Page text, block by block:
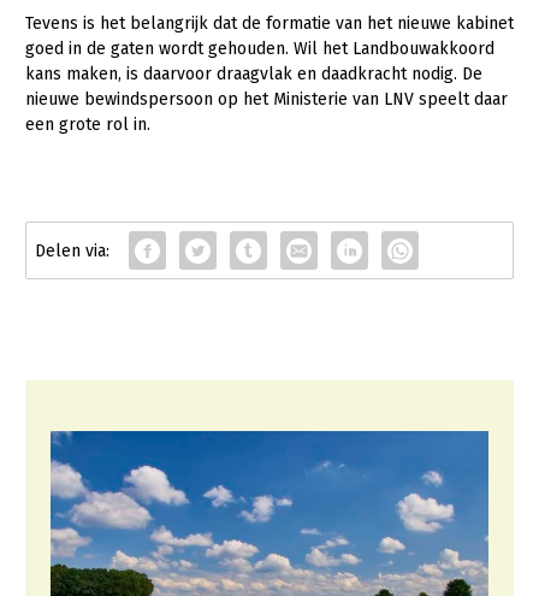
Bestuur en Directie
Medewerkers
Vakgroepbestuurders
Jaarverslag 2023
Vacatures
Pers
Tevens is het belangrijk dat de formatie van het nieuwe kabinet
goed in de gaten wordt gehouden. Wil het Landbouwakkoord
kans maken, is daarvoor draagvlak en daadkracht nodig. De
nieuwe bewindspersoon op het Ministerie van LNV speelt daar
een grote rol in.